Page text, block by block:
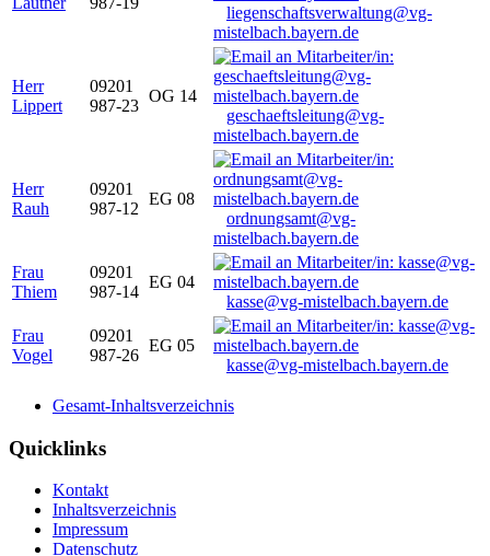
liegenschaftsverwaltung@vg-
mistelbach.bayern.de
Herr
Lippert
09201
987-23
OG 14
geschaeftsleitung@vg-
mistelbach.bayern.de
Herr
Rauh
09201
987-12
EG 08
ordnungsamt@vg-
mistelbach.bayern.de
Frau
Thiem
09201
987-14
EG 04
kasse@vg-mistelbach.bayern.de
Frau
Vogel
09201
987-26
EG 05
kasse@vg-mistelbach.bayern.de
Gesamt-Inhaltsverzeichnis
Quicklinks
Kontakt
Inhaltsverzeichnis
Impressum
Datenschutz